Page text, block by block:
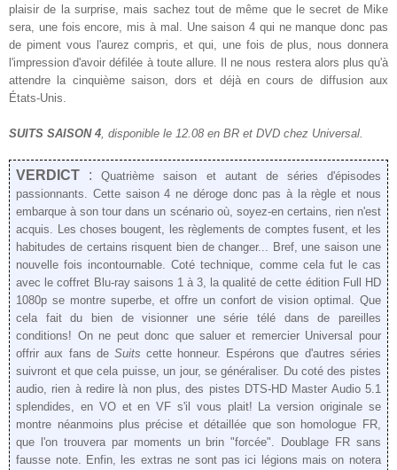
plaisir de la surprise, mais sachez tout de même que le secret de Mike
sera, une fois encore, mis à mal. Une saison 4 qui ne manque donc pas
de piment vous l'aurez compris, et qui, une fois de plus, nous donnera
l'impression d'avoir défilée à toute allure. Il ne nous restera alors plus qu'à
attendre la cinquième saison, dors et déjà en cours de diffusion aux
États-Unis.
SUITS SAISON 4, disponible le 12.08 en BR et DVD chez Universal.
VERDICT :Quatrième saison et autant de séries d'épisodes
passionnants. Cette saison 4 ne déroge donc pas à la règle et nous
embarque à son tour dans un scénario où, soyez-en certains, rien n'est
acquis. Les choses bougent, les règlements de comptes fusent, et les
habitudes de certains risquent bien de changer... Bref, une saison une
nouvelle fois incontournable. Coté technique, comme cela fut le cas
avec le coffret Blu-ray saisons 1 à 3, la qualité de cette édition Full HD
1080p se montre superbe, et offre un confort de vision optimal. Que
cela fait du bien de visionner une série télé dans de pareilles
conditions! On ne peut donc que saluer et remercier Universal pour
offrir aux fans de Suits cette honneur. Espérons que d'autres séries
suivront et que cela puisse, un jour, se généraliser. Du coté des pistes
audio, rien à redire là non plus, des pistes DTS-HD Master Audio 5.1
splendides, en VO et en VF s'il vous plait! La version originale se
montre néanmoins plus précise et détaillée que son homologue FR,
que l'on trouvera par moments un brin "forcée". Doublage FR sans
fausse note. Enfin, les extras ne sont pas ici légions mais on notera